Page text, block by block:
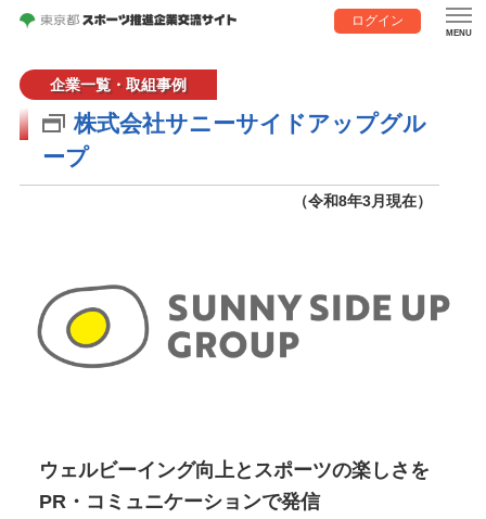
ログイン
企業一覧・取組事例
株式会社サニーサイドアップグル
ープ
（令和8年3月現在）
ウェルビーイング向上とスポーツの楽しさを
PR・コミュニケーションで発信